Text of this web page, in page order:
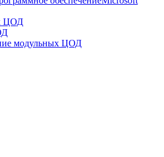
ЦОД
модульных ЦОД